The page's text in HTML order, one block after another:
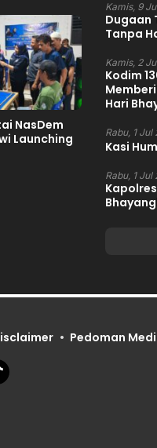
NasDem
Launching
Kamis, 9
Dugaan
Tanpa
Kamis, 2
Kodim
Hari
Rabu, 1 Jul
Kasi
Rabu, 1 Jul
Pedoman